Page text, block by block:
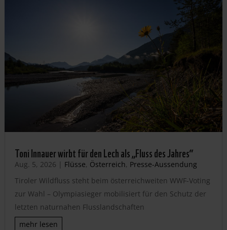
Toni Innauer wirbt für den Lech als „Fluss des Jahres“
Aug. 5, 2026 | Flüsse, Österreich, Presse-Aussendung
Tiroler Wildfluss steht beim österreichweiten WWF-Voting
zur Wahl – Olympiasieger mobilisiert für den Schutz der
letzten naturnahen Flusslandschaften
mehr lesen